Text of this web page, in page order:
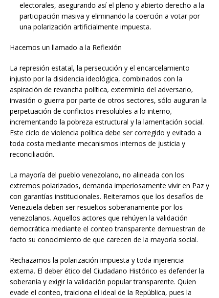
electorales, asegurando así el pleno y abierto derecho a la
participación masiva y eliminando la coerción a votar por
una polarización artificialmente impuesta.
Hacemos un llamado a la Reflexión
La represión estatal, la persecución y el encarcelamiento
injusto por la disidencia ideológica, combinados con la
aspiración de revancha política, exterminio del adversario,
invasión o guerra por parte de otros sectores, sólo auguran la
perpetuación de conflictos irresolubles a lo interno,
incrementando la pobreza estructural y la lamentación social.
Este ciclo de violencia política debe ser corregido y evitado a
toda costa mediante mecanismos internos de justicia y
reconciliación.
La mayoría del pueblo venezolano, no alineada con los
extremos polarizados, demanda imperiosamente vivir en Paz y
con garantías institucionales. Reiteramos que los desafíos de
Venezuela deben ser resueltos soberanamente por los
venezolanos. Aquellos actores que rehúyen la validación
democrática mediante el conteo transparente demuestran de
facto su conocimiento de que carecen de la mayoría social.
Rechazamos la polarización impuesta y toda injerencia
externa. El deber ético del Ciudadano Histórico es defender la
soberanía y exigir la validación popular transparente. Quien
evade el conteo, traiciona el ideal de la República, pues la